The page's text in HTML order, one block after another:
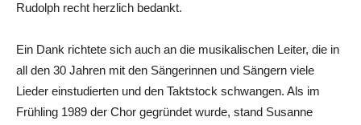
Rudolph recht herzlich bedankt.
Ein Dank richtete sich auch an die musikalischen Leiter, die in
all den 30 Jahren mit den Sängerinnen und Sängern viele
Lieder einstudierten und den Taktstock schwangen. Als im
Frühling 1989 der Chor gegründet wurde, stand Susanne